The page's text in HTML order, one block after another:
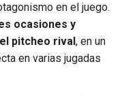
en el juego.
ocasiones y
pitcheo rival , en un
en varias jugadas